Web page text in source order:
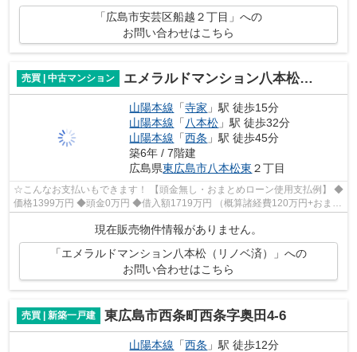
「広島市安芸区船越２丁目」への
お問い合わせはこちら
売買 | 中古マンション エメラルドマンション八本松（リノベ済）
山陽本線 「寺家 」駅 徒歩15分
山陽本線 「 八本松 」駅 徒歩32分
山陽本線 「西条 」駅 徒歩45分
築6年 / 7階建
広島県東広島市八本松東 ２丁目
☆こんなお支払いもできます！ 【頭金無し・おまとめローン使用支払例】 ◆
価格1399万円 ◆頭金0万円 ◆借入額1719万円 （概算諸経費120万円+おまと
現在販売物件情報がありません。
「エメラルドマンション八本松（リノベ済）」への
お問い合わせはこちら
売買 | 新築一戸建 東広島市西条町西条字奥田4-6
山陽本線 「西条 」駅 徒歩12分